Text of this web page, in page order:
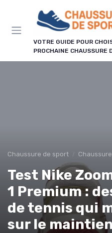
VOTRE GUIDE POUR
PROCHAINE CHAUSSURE
Chaussure de sport Chaussures
Test Nike
1 Premium :
de tennis qui
sur le maintien